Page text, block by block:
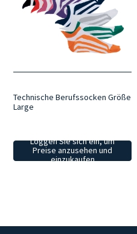
Technische Berufssocken Größe
Large
Loggen Sie sich ein, um
Preise anzusehen und
einzukaufen